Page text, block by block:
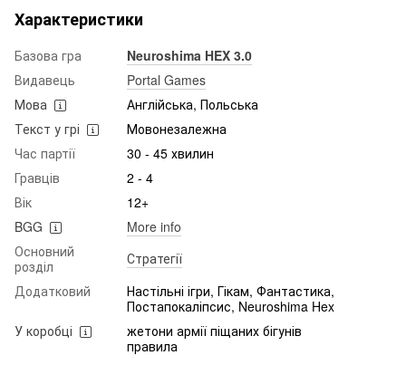
Характеристики
Базова гра
Neuroshima HEX 3.0
Видавець
Portal Games
Мова
Англійська, Польська
Текст у грі
Мовонезалежна
Час партії
30 - 45 хвилин
Гравців
2 - 4
Вік
12+
BGG
More info
Основний
розділ
Стратегії
Додатковий
Настільні ігри, Гікам, Фантастика,
Постапокаліпсис, Neuroshima Hex
У коробці
жетони армії піщаних бігунів
правила